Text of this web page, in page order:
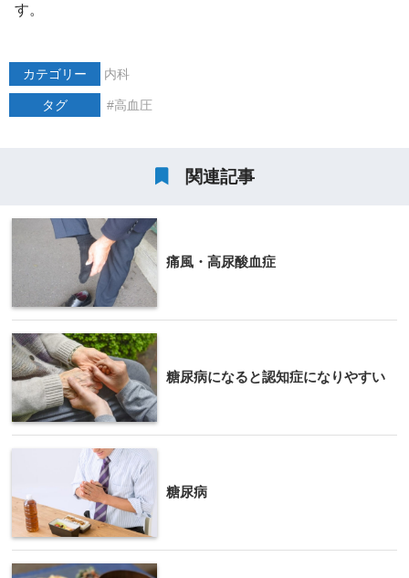
す。
カテゴリー 内科
タグ 高血圧
関連記事
痛風・高尿酸血症
糖尿病になると認知症になりやすい
糖尿病